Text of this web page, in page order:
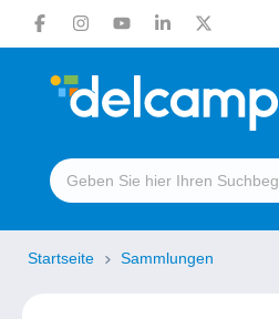
Startseite Sammlungen